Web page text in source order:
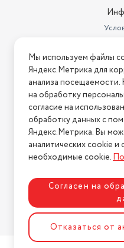
Нашли ошибку на
2026 © Интернет-
Политика
Разработка
Мы используем файлы
Яндекс.Метрика для
анализа посещаемости.
на обработку
согласие на
обработку данных с
Яндекс.Метрика. Вы
аналитических cookie и
необходимые cookie.
Согласен на
Отказаться от